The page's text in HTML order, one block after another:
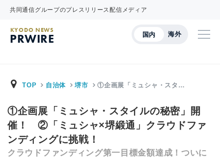
共同通信グループのプレスリリース配信メディア
国内 海外
KYODO NEWS
PRWIRE
TOP 自治体 堺市 ①企画展「ミュシャ・スタ…
①企画展「ミュシャ・スタイルの秘密」開
催！ ②「ミュシャ×堺緞通」クラウドファ
ンディングに挑戦！
クラウドファンディング第一目標金額達成！ついに